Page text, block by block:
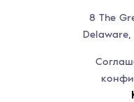
8 The
Delaware,